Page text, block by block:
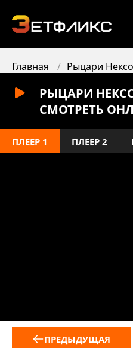
Главная Рыцари Нексо
РЫЦАРИ
СМОТРЕТЬ
ПЛЕЕР 1 ПЛЕЕР 2
ПРЕДЫДУЩАЯ